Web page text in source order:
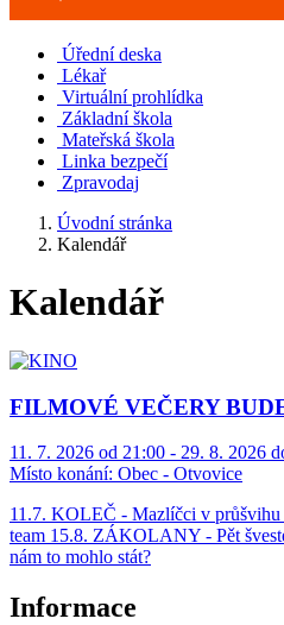
Úřední deska
Lékař
Virtuální prohlídka
Základní škola
Mateřská škola
Linka bezpečí
Zpravodaj
Úvodní stránka
Kalendář
Kalendář
FILMOVÉ VEČERY
11. 7. 2026 od 21:00 - 29. 8. 2026
Místo konání: Obec - Otvovice
11.7. KOLEČ - Mazlíčci v
team 15.8. ZÁKOLANY - Pět
nám to mohlo stát?
Informace